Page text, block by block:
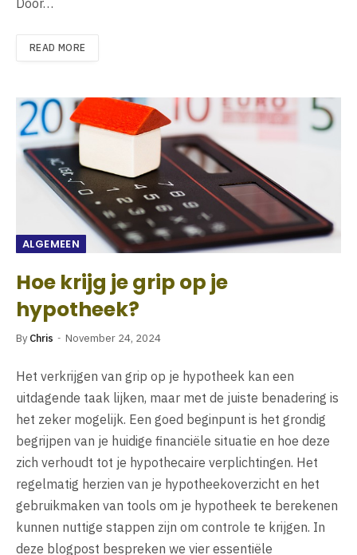
READ MORE
ALGEMEEN
Hoe krijg je grip op je
hypotheek?
By Chris November 24, 2024
Het verkrijgen van grip op je hypotheek kan een
uitdagende taak lijken, maar met de juiste benadering is
het zeker mogelijk. Een goed beginpunt is het grondig
begrijpen van je huidige financiële situatie en hoe deze
zich verhoudt tot je hypothecaire verplichtingen. Het
regelmatig herzien van je hypotheekoverzicht en het
gebruikmaken van tools om je hypotheek te berekenen
kunnen nuttige stappen zijn om controle te krijgen. In
deze blogpost bespreken we vier essentiële